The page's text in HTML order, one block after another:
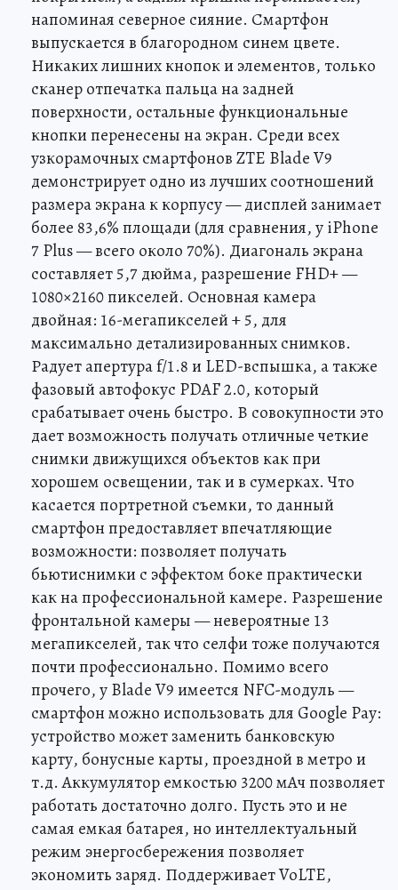
напоминая северное сияние. Смартфон
выпускается в благородном синем цвете.
Никаких лишних кнопок и элементов, только
сканер отпечатка пальца на задней
поверхности, остальные функциональные
кнопки перенесены на экран. Среди всех
узкорамочных смартфонов ZTE Blade V9
демонстрирует одно из лучших соотношений
размера экрана к корпусу — дисплей занимает
более 83,6% площади (для сравнения, у iPhone
7 Plus — всего около 70%). Диагональ экрана
составляет 5,7 дюйма, разрешение FHD+ —
1080×2160 пикселей. Основная камера
двойная: 16-мегапикселей + 5, для
максимально детализированных снимков.
Радует апертура f/1.8 и LED-вспышка, а также
фазовый автофокус PDAF 2.0, который
срабатывает очень быстро. В совокупности это
дает возможность получать отличные четкие
снимки движущихся объектов как при
хорошем освещении, так и в сумерках. Что
касается портретной съемки, то данный
смартфон предоставляет впечатляющие
возможности: позволяет получать
бьютиснимки с эффектом боке практически
как на профессиональной камере. Разрешение
фронтальной камеры — невероятные 13
мегапикселей, так что селфи тоже получаются
почти профессионально. Помимо всего
прочего, у Blade V9 имеется NFC-модуль —
смартфон можно использовать для Google Pay:
устройство может заменить банковскую
карту, бонусные карты, проездной в метро и
т.д. Аккумулятор емкостью 3200 мАч позволяет
работать достаточно долго. Пусть это и не
самая емкая батарея, но интеллектуальный
режим энергосбережения позволяет
экономить заряд. Поддерживает VoLTE,